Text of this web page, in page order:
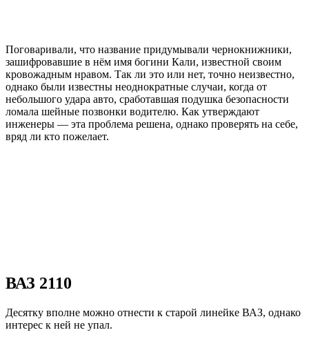
Поговаривали, что название придумывали чернокнижники,
зашифровавшие в нём имя богини Кали, известной своим
кровожадным нравом. Так ли это или нет, точно неизвестно,
однако были известны неоднократные случаи, когда от
небольшого удара авто, сработавшая подушка безопасности
ломала шейные позвонки водителю. Как утверждают
инженеры — эта проблема решена, однако проверять на себе,
вряд ли кто пожелает.
ВАЗ 2110
Десятку вполне можно отнести к старой линейке ВАЗ, однако
интерес к ней не упал.